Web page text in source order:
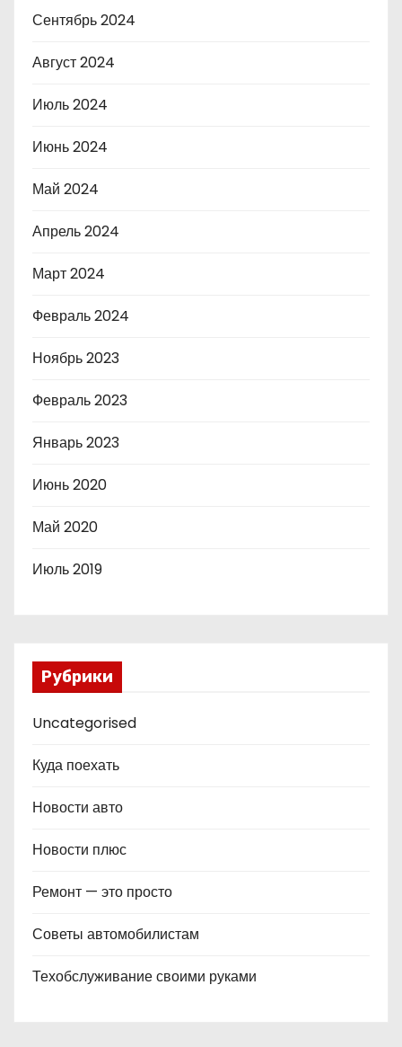
Сентябрь 2024
Август 2024
Июль 2024
Июнь 2024
Май 2024
Апрель 2024
Март 2024
Февраль 2024
Ноябрь 2023
Февраль 2023
Январь 2023
Июнь 2020
Май 2020
Июль 2019
Рубрики
Uncategorised
Куда поехать
Новости авто
Новости плюс
Ремонт — это просто
Советы автомобилистам
Техобслуживание своими руками